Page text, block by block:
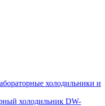
холодильники и
холодильник DW-